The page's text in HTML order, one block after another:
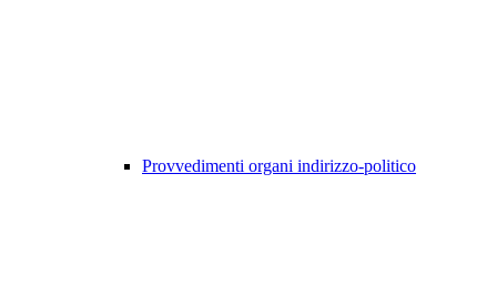
Provvedimenti organi indirizzo-politico